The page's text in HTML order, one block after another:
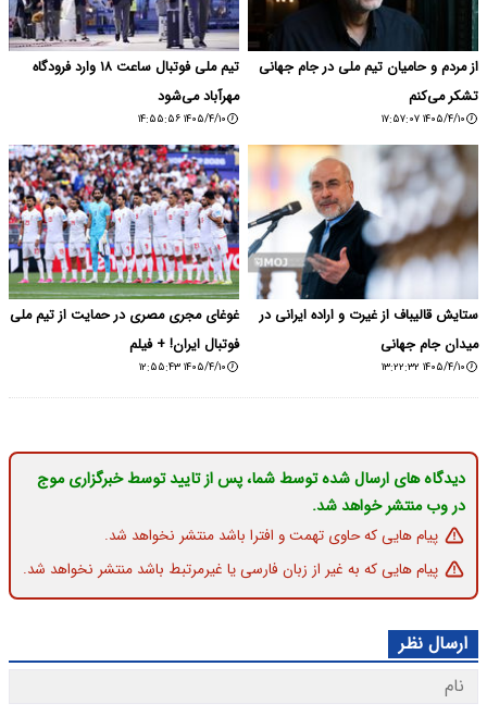
از مردم و حامیان تیم ملی در جام جهانی
تشکر می‌کنم
۱۴۰۵/۴/۱۰ ۱۷:۵۷:۰۷
تیم ملی فوتبال ساعت ۱۸ وارد فرودگاه
مهرآباد می‌شود
۱۴۰۵/۴/۱۰ ۱۴:۵۵:۵۶
ستایش قالیباف از غیرت و اراده ایرانی در
میدان جام جهانی
۱۴۰۵/۴/۱۰ ۱۳:۲۲:۳۲
غوغای مجری مصری در حمایت از تیم ملی
فوتبال ایران! + فیلم
۱۴۰۵/۴/۱۰ ۱۲:۵۵:۴۳
دیدگاه های ارسال شده توسط شما، پس از تایید توسط خبرگزاری موج
در وب منتشر خواهد شد.
پیام هایی که حاوی تهمت و افترا باشد منتشر نخواهد شد.
پیام هایی که به غیر از زبان فارسی یا غیرمرتبط باشد منتشر نخواهد شد.
ارسال نظر